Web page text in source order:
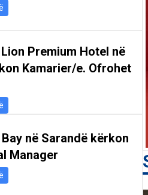
Lion Premium Hotel në
Kamarier/e. Ofrohet
në Sarandë kërkon
Manager